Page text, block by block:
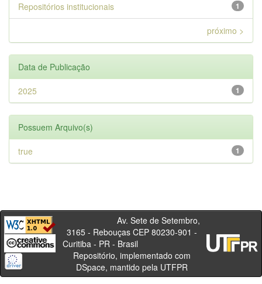
1
Repositórios institucionais
próximo >
Data de Publicação
1
2025
Possuem Arquivo(s)
1
true
Av. Sete de Setembro,
3165 - Rebouças CEP 80230-901 -
Curitiba - PR - Brasil
Repositório, implementado com
DSpace, mantido pela UTFPR